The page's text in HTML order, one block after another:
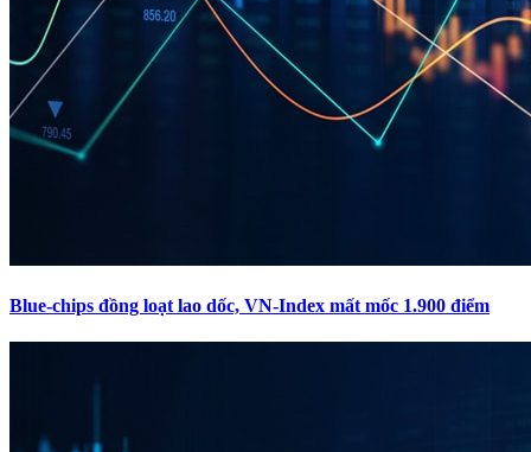
Blue-chips đồng loạt lao dốc, VN-Index mất mốc 1.900 điểm